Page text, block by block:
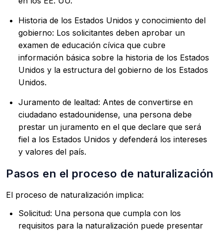
Historia de los Estados Unidos y conocimiento del
gobierno: Los solicitantes deben aprobar un
examen de educación cívica que cubre
información básica sobre la historia de los Estados
Unidos y la estructura del gobierno de los Estados
Unidos.
Juramento de lealtad: Antes de convertirse en
ciudadano estadounidense, una persona debe
prestar un juramento en el que declare que será
fiel a los Estados Unidos y defenderá los intereses
y valores del país.
Pasos en el proceso de naturalización
El proceso de naturalización implica:
Solicitud: Una persona que cumpla con los
requisitos para la naturalización puede presentar